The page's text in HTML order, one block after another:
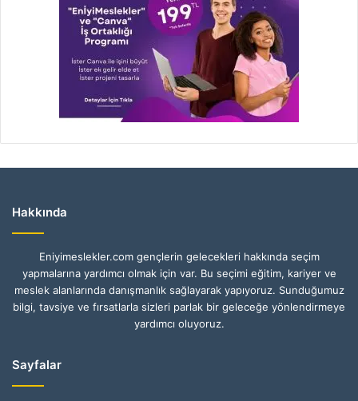
Hakkında
Eniyimeslekler.com gençlerin gelecekleri hakkında seçim
yapmalarına yardımcı olmak için var. Bu seçimi eğitim, kariyer ve
meslek alanlarında danışmanlık sağlayarak yapıyoruz. Sunduğumuz
bilgi, tavsiye ve fırsatlarla sizleri parlak bir geleceğe yönlendirmeye
yardımcı oluyoruz.
Sayfalar